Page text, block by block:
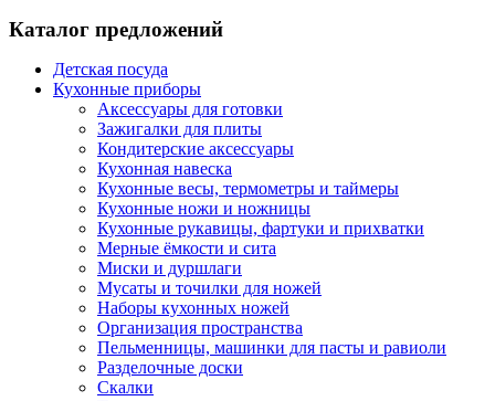
Каталог предложений
Детская посуда
Кухонные приборы
Аксессуары для готовки
Зажигалки для плиты
Кондитерские аксессуары
Кухонная навеска
Кухонные весы, термометры и таймеры
Кухонные ножи и ножницы
Кухонные рукавицы, фартуки и прихватки
Мерные ёмкости и сита
Миски и дуршлаги
Мусаты и точилки для ножей
Наборы кухонных ножей
Организация пространства
Пельменницы, машинки для пасты и равиоли
Разделочные доски
Скалки